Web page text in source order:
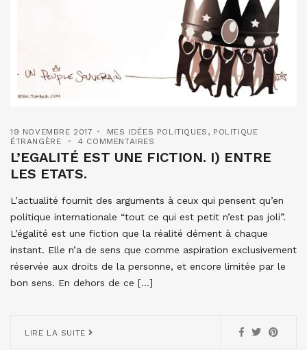
19 NOVEMBRE 2017 MES IDÉES POLITIQUES , POLITIQUE
ÉTRANGÈRE
4 COMMENTAIRES
L’EGALITÉ EST UNE FICTION. I) ENTRE
LES ETATS.
L’actualité fournit des arguments à ceux qui pensent qu’en
politique internationale “tout ce qui est petit n’est pas joli”.
L’égalité est une fiction que la réalité dément à chaque
instant. Elle n’a de sens que comme aspiration exclusivement
réservée aux droits de la personne, et encore limitée par le
bon sens. En dehors de ce […]
LIRE LA SUITE